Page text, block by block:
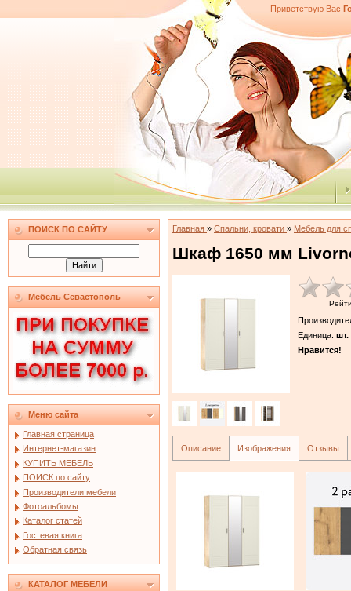
Приветствую Вас
ПОИСК ПО САЙТУ
Мебель Севастополь
Меню сайта
Главная страница
Интернет-магазин
КУПИТЬ МЕБЕЛЬ
ПОИСК по сайту
Производители мебели
Фотоальбомы
Каталог статей
Гостевая книга
Обратная связь
КАТАЛОГ МЕБЕЛИ
Главная » Спальни, кровати » Мебель для
Шкаф 1650 мм
Единица: шт.
Нравится!
Описание Изображения Отзывы